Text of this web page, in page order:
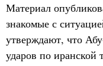
Материал
знакомые с
утверждают, что
ударов по иранской